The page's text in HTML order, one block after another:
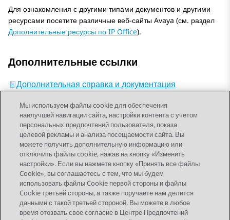
Для ознакомления с другими типами документов и другими
ресурсами посетите различные веб-сайты Avaya (см. раздел
Дополнительные ресурсы по IP Office).
Дополнительные ссылки
Дополнительная справка и документация
Send Feedback
Topic navigation
Предыдущая тема Следующая тема
Мы используем файлы cookie для обеспечения
наилучшей навигации сайта, настройки контента с учетом
персональных предпочтений пользователя, показа
целевой рекламы и анализа посещаемости сайта. Вы
можете получить дополнительную информацию или
отключить файлы cookie, нажав на кнопку «Изменить
настройки». Если вы нажмете кнопку «Принять все файлы
Cookie», вы соглашаетесь с тем, что мы будем
использовать файлы Cookie первой стороны и файлы
Cookie третьей стороны, а также поручаете нам делится
данными с такой третьей стороной. Вы можете в любое
время отозвать свое согласие в Центре Предпочтений